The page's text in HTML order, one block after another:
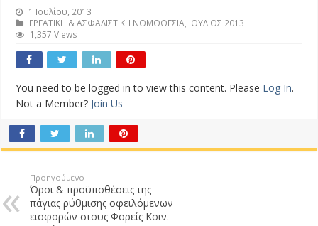
1 Ιουλίου, 2013
ΕΡΓΑΤΙΚΗ & ΑΣΦΑΛΙΣΤΙΚΗ ΝΟΜΟΘΕΣΙΑ, ΙΟΥΛΙΟΣ 2013
1,357 Views
You need to be logged in to view this content. Please Log In.
Not a Member? Join Us
Προηγούμενο
Όροι & προϋποθέσεις της
πάγιας ρύθμισης οφειλόμενων
εισφορών στους Φορείς Κοιν.